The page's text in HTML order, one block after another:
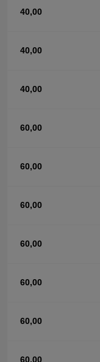
40,00
40,00
40,00
60,00
60,00
60,00
60,00
60,00
60,00
60,00